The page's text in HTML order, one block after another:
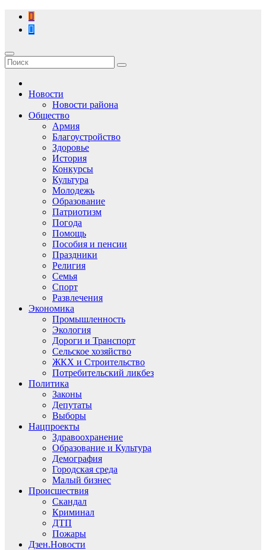
Перейти
содержимому
Новости
Новости района
Общество
Армия
Благоустройство
Здоровье
История
Конкурсы
Культура
Молодежь
Образование
Патриотизм
Погода
Помощь
Пособия и пенсии
Праздники
Религия
Семья
Спорт
Развлечения
Экономика
Промышленность
Экология
Дороги и Транспорт
Сельское хозяйство
ЖКХ и Строительство
Потребительский ликбез
Политика
Законы
Депутаты
Выборы
Нацпроекты
Здравоохранение
Образование и Культура
Демография
Городская среда
Малый бизнес
Происшествия
Скандал
Криминал
ДТП
Пожары
Дзен.Новости